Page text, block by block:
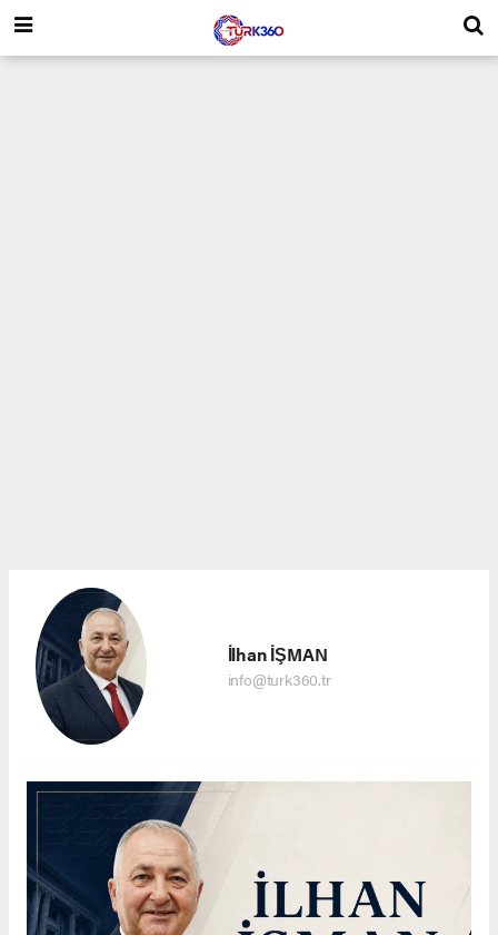
İlhan İŞMAN
info@turk360.tr